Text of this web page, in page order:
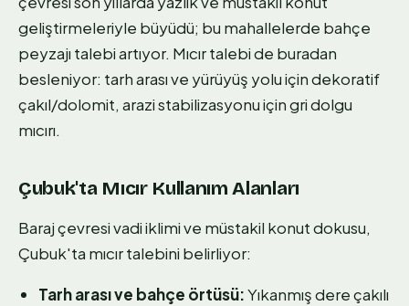
geliştirmeleriyle büyüdü; bu mahallelerde bahçe
peyzajı talebi artıyor. Mıcır talebi de buradan
besleniyor: tarh arası ve yürüyüş yolu için dekoratif
çakıl/dolomit, arazi stabilizasyonu için gri dolgu
mıcırı.
Çubuk'ta Mıcır Kullanım Alanları
Baraj çevresi vadi iklimi ve müstakil konut dokusu,
Çubuk'ta mıcır talebini belirliyor:
Tarh arası ve bahçe örtüsü:Yıkanmış dere çakılı